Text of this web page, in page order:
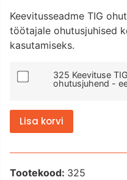
Keevitusseadme TIG
töötajale ohutusjuhised
kasutamiseks.
325 Keevituse TIG
ohutusjuhend -
Lisa korvi
Tootekood: 325